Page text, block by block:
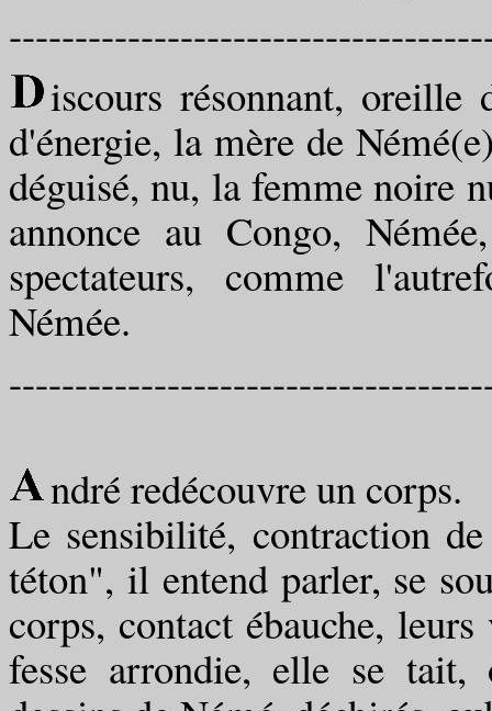
iscours résonnant, oreille
d'énergie, la mère de
déguisé, nu, la femme noire
annonce au Congo,
spectateurs, comme
Némée.
ndré redécouvre un corps.
Le sensibilité, contraction
téton", il entend parler, se
corps, contact ébauche,
fesse arrondie, elle se tait,